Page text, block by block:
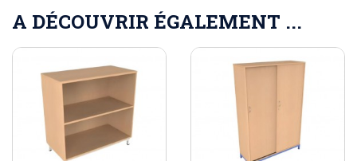
A DÉCOUVRIR ÉGALEMENT ...